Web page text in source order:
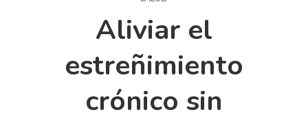
Aliviar el
estreñimiento
crónico sin